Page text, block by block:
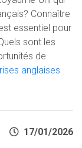
Connaître
essentiel pour
sont les
de
anglaises
17/01/2026